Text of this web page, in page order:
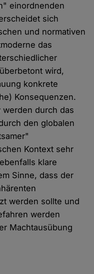
einordnenden
sich
und normativen
das
wird,
konkrete
Konsequenzen.
werden durch das
den globalen
Kontext sehr
klare
Sinne, dass der
werden sollte und
werden
Machtausübung